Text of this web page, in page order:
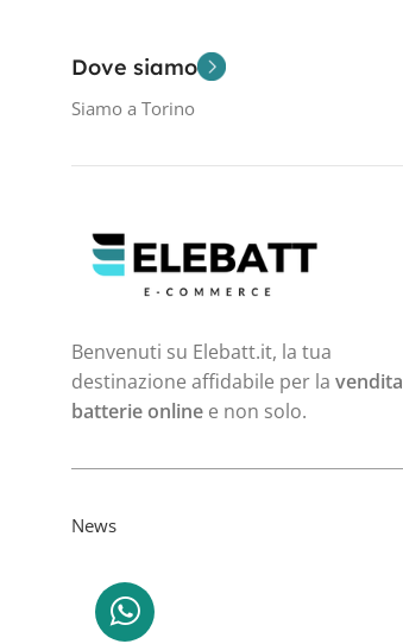
Dove siamo
Siamo a Torino
Benvenuti su Elebatt.it, la tua
destinazione affidabile per la vendita
batterie online e non solo.
News